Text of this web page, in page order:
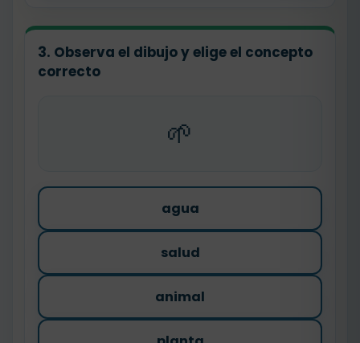
3. Observa el dibujo y elige el concepto
correcto
🌱
agua
salud
animal